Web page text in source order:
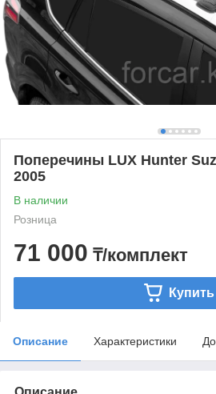
Поперечины LUX Hunter
2005
В наличии
Розница
71 000 ₸/комплект
Купить
Описание Характеристики